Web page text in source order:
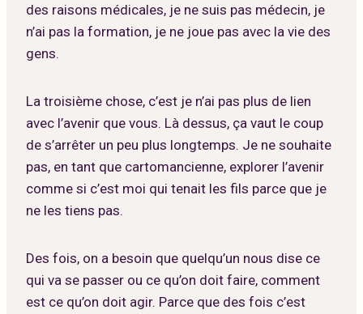
des raisons médicales, je ne suis pas médecin, je
n’ai pas la formation, je ne joue pas avec la vie des
gens.
La troisième chose, c’est je n’ai pas plus de lien
avec l’avenir que vous. Là dessus, ça vaut le coup
de s’arrêter un peu plus longtemps. Je ne souhaite
pas, en tant que cartomancienne, explorer l’avenir
comme si c’est moi qui tenait les fils parce que je
ne les tiens pas.
Des fois, on a besoin que quelqu’un nous dise ce
qui va se passer ou ce qu’on doit faire, comment
est ce qu’on doit agir. Parce que des fois c’est